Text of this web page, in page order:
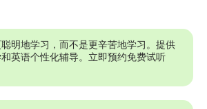
明地学习，而不是更辛苦地学习。提供
英语个性化辅导。立即预约免费试听